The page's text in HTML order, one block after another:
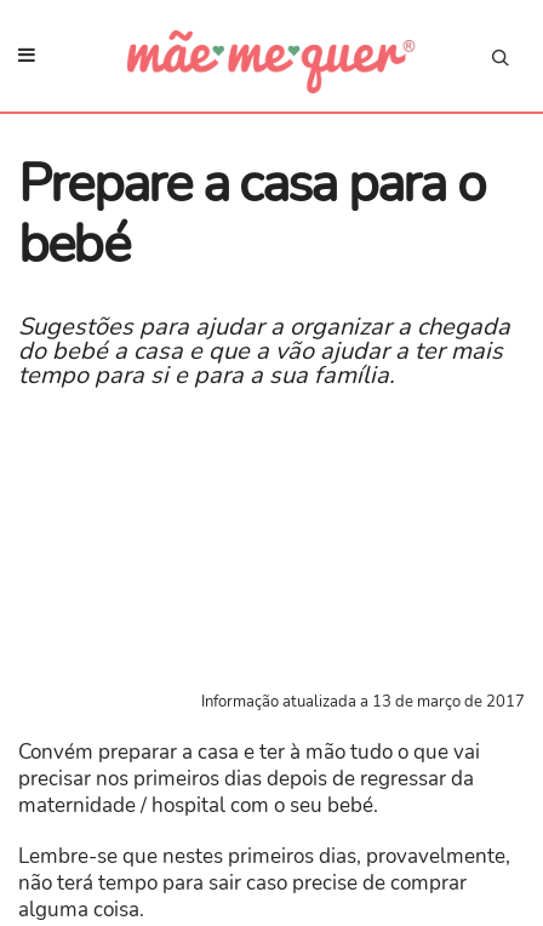
Prepare a casa para o
bebé
Sugestões para ajudar a organizar a chegada
do bebé a casa e que a vão ajudar a ter mais
tempo para si e para a sua família.
Informação atualizada a 13 de março de 2017
Convém preparar a casa e ter à mão tudo o que vai
precisar nos primeiros dias depois de regressar da
maternidade / hospital com o seu bebé.
Lembre-se que nestes primeiros dias, provavelmente,
não terá tempo para sair caso precise de comprar
alguma coisa.